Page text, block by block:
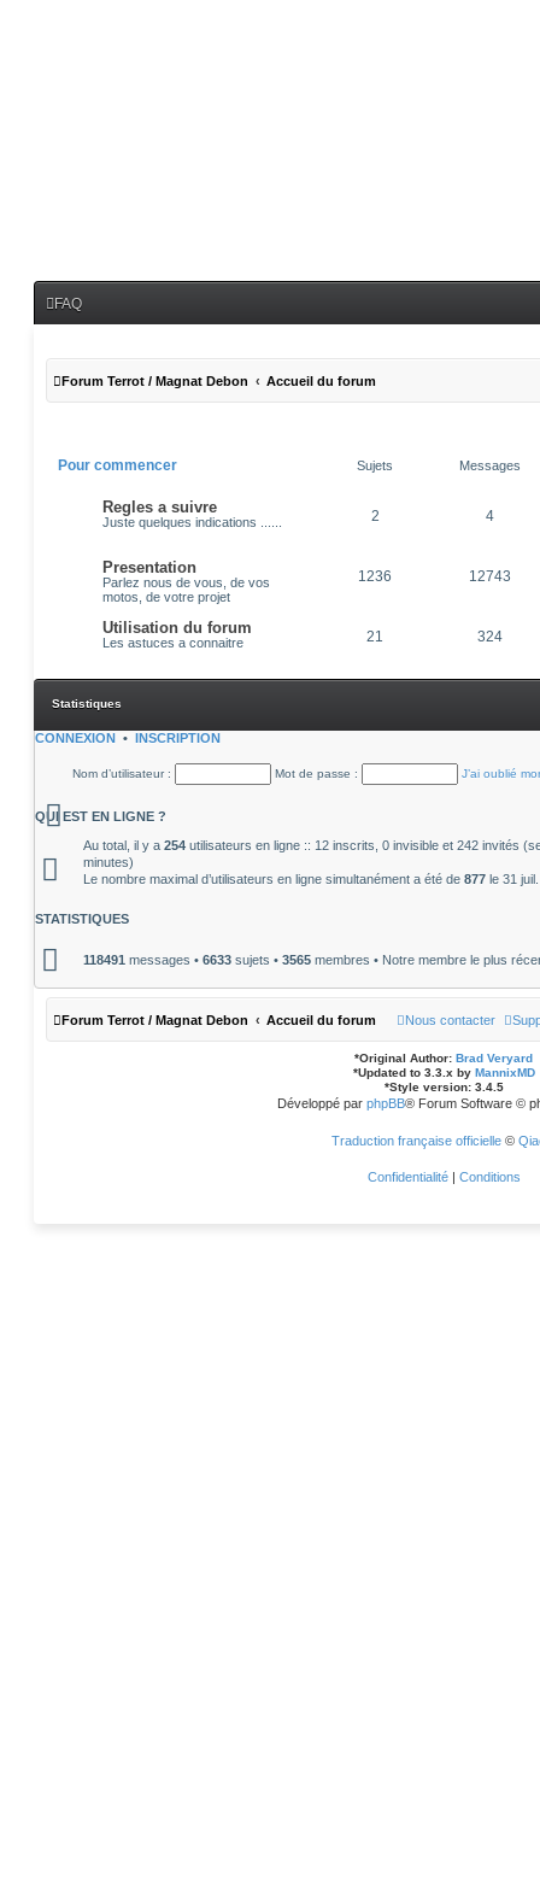
FAQ
Forum Terrot / Magnat Debon Accueil du forum
Pour commencer Sujets Messages
Regles a suivre
Juste quelques indications ...... 2 4
Presentation
Parlez nous de vous, de vos
motos, de votre projet
1236 12743
Utilisation du forum
Les astuces a connaitre 21 324
Statistiques
CONNEXION • INSCRIPTION
Nom d’utilisateur : Mot de passe : J’ai oublié
QUI EST EN LIGNE ?
Au total, il y a 254 utilisateurs en ligne :: 12 inscrits, 0 invisible et 242 invités
minutes)
Le nombre maximal d’utilisateurs en ligne simultanément a été de 877 le 31
STATISTIQUES
118491 messages • 6633 sujets • 3565 membres • Notre membre le plus
Forum Terrot / Magnat Debon Accueil du forum Nous contacter
*Original Author: Brad Veryard
*Updated to 3.3.x by MannixMD
*Style version: 3.4.5
Développé par phpBB® Forum Software ©
Traduction française officielle©
Confidentialité | Conditions